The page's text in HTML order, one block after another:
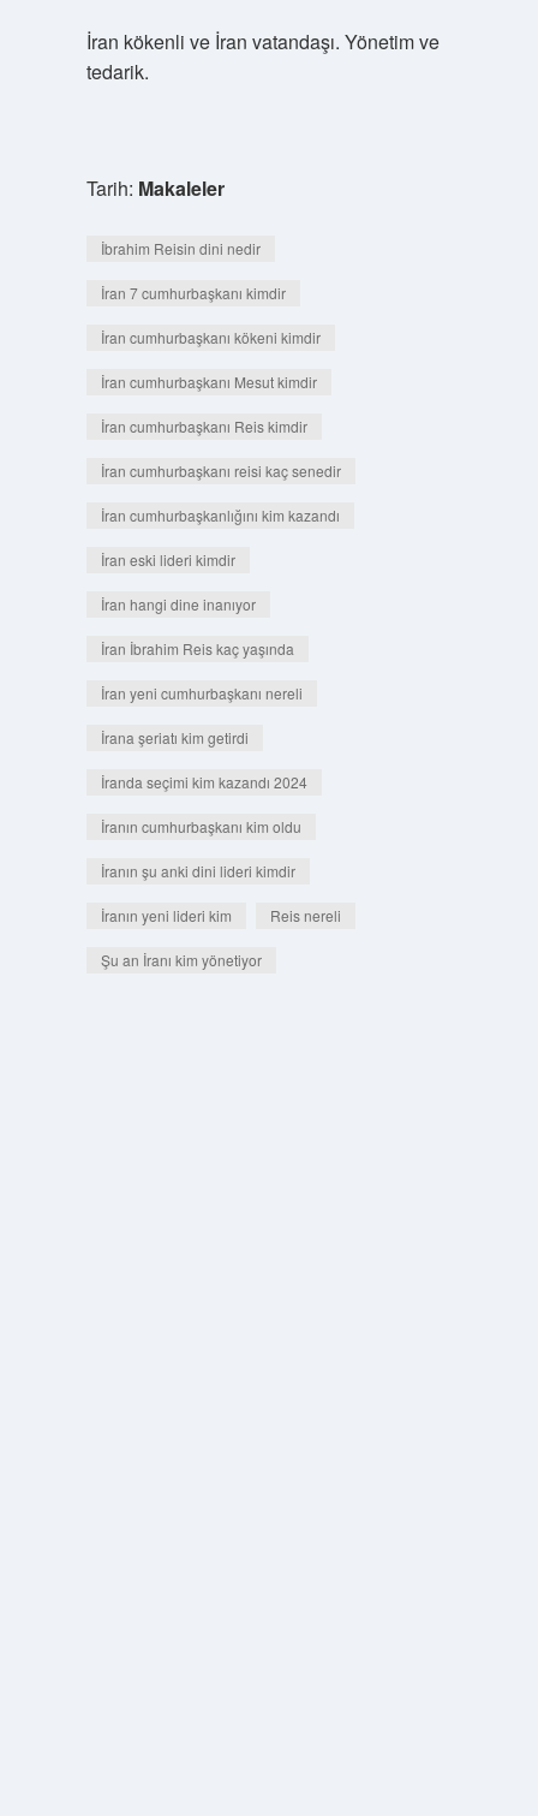
İran kökenli ve İran vatandaşı. Yönetim ve
tedarik.
Tarih: Makaleler
İbrahim Reisin dini nedir
İran 7 cumhurbaşkanı kimdir
İran cumhurbaşkanı kökeni kimdir
İran cumhurbaşkanı Mesut kimdir
İran cumhurbaşkanı Reis kimdir
İran cumhurbaşkanı reisi kaç senedir
İran cumhurbaşkanlığını kim kazandı
İran eski lideri kimdir
İran hangi dine inanıyor
İran İbrahim Reis kaç yaşında
İran yeni cumhurbaşkanı nereli
İrana şeriatı kim getirdi
İranda seçimi kim kazandı 2024
İranın cumhurbaşkanı kim oldu
İranın şu anki dini lideri kimdir
İranın yeni lideri kim Reis nereli
Şu an İranı kim yönetiyor